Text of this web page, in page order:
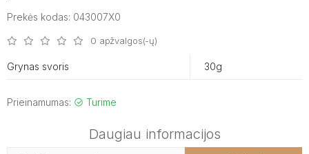
Prekės kodas: 043007X0
0 apžvalgos(-ų)
Grynas svoris 30g
Prieinamumas: Turime
Daugiau informacijos